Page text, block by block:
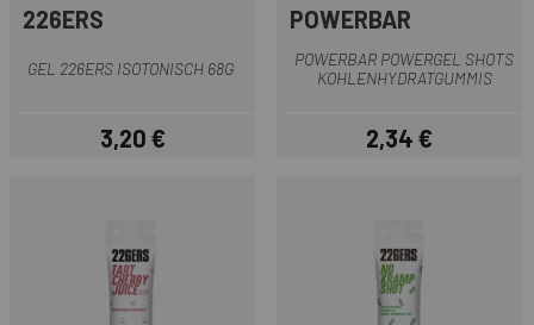
226ERS
GEL 226ERS ISOTONISCH 68G
Preis
3,20 €
POWERBAR
POWERBAR POWERGEL SHOTS
KOHLENHYDRATGUMMIS
Preis
2,34 €